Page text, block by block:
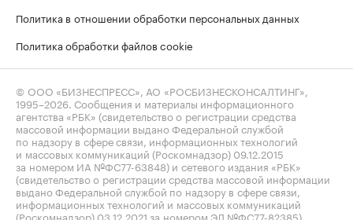
Политика в отношении обработки персональных данных
Политика обработки файлов cookie
© ООО «БИЗНЕСПРЕСС», АО «РОСБИЗНЕСКОНСАЛТИНГ»,
1995–2026 . Сообщения и материалы информационного
агентства «РБК» (свидетельство о регистрации средства
массовой информации выдано Федеральной службой
по надзору в сфере связи, информационных технологий
и массовых коммуникаций (Роскомнадзор) 09.12.2015
за номером ИА №ФС77-63848) и сетевого издания «РБК»
(свидетельство о регистрации средства массовой информации
выдано Федеральной службой по надзору в сфере связи,
информационных технологий и массовых коммуникаций
(Роскомнадзор) 03.12.2021 за номером ЭЛ №ФС77-82385)